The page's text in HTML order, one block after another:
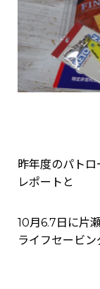
昨年度のパト
レポートと
10月6.7日に片
ライフセービ